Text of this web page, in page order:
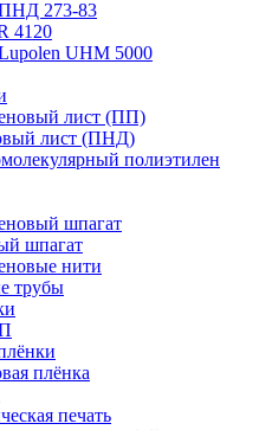
273-83
4120
UHM 5000
лист (ПП)
лист (ПНД)
полиэтилен
шпагат
шпагат
нити
трубы
плёнка
печать